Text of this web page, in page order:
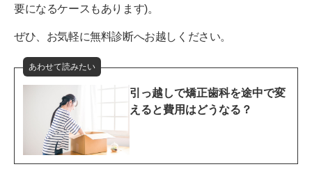
要になるケースもあります)。
ぜひ、お気軽に無料診断へお越しください。
あわせて読みたい
引っ越しで矯正歯科を途中で変
えると費用はどうなる？